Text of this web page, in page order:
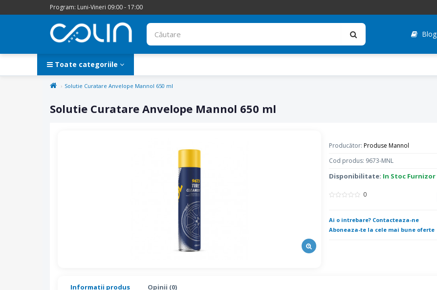
Program: Luni-Vineri 09:00 - 17:00
Blog
Toate categoriile
Solutie Curatare Anvelope Mannol 650 ml
Solutie Curatare Anvelope Mannol 650 ml
Producător: Produse Mannol
Cod produs: 9673-MNL
Disponibilitate: In Stoc Furnizor
0
Ai o intrebare? Contacteaza-ne
Aboneaza-te la cele mai bune oferte
Informatii produs Opinii (0)